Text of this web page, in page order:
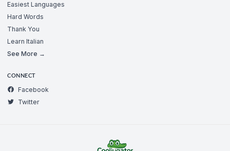
Easiest Languages
Hard Words
Thank You
Learn Italian
See More →
CONNECT
Facebook
Twitter